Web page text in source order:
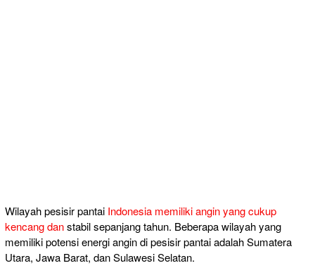
Wilayah pesisir pantai Indonesia memiliki angin yang cukup
kencang danstabil sepanjang tahun. Beberapa wilayah yang
memiliki potensi energi angin di pesisir pantai adalah Sumatera
Utara, Jawa Barat, dan Sulawesi Selatan.